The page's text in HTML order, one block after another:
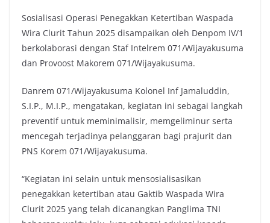
Sosialisasi Operasi Penegakkan Ketertiban Waspada
Wira Clurit Tahun 2025 disampaikan oleh Denpom IV/1
berkolaborasi dengan Staf Intelrem 071/Wijayakusuma
dan Provoost Makorem 071/Wijayakusuma.
Danrem 071/Wijayakusuma Kolonel Inf Jamaluddin,
S.I.P., M.I.P., mengatakan, kegiatan ini sebagai langkah
preventif untuk meminimalisir, memgeliminur serta
mencegah terjadinya pelanggaran bagi prajurit dan
PNS Korem 071/Wijayakusuma.
“Kegiatan ini selain untuk mensosialisasikan
penegakkan ketertiban atau Gaktib Waspada Wira
Clurit 2025 yang telah dicanangkan Panglima TNI